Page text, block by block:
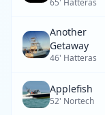
65' Hatteras
Another
Getaway
46' Hatteras
Applefish
52' Nortech